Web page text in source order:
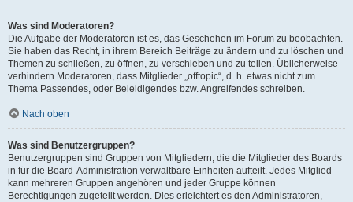
Was sind Moderatoren?
Die Aufgabe der Moderatoren ist es, das Geschehen im Forum zu beobachten.
Sie haben das Recht, in ihrem Bereich Beiträge zu ändern und zu löschen und
Themen zu schließen, zu öffnen, zu verschieben und zu teilen. Üblicherweise
verhindern Moderatoren, dass Mitglieder „offtopic“, d. h. etwas nicht zum
Thema Passendes, oder Beleidigendes bzw. Angreifendes schreiben.
Nach oben
Was sind Benutzergruppen?
Benutzergruppen sind Gruppen von Mitgliedern, die die Mitglieder des Boards
in für die Board-Administration verwaltbare Einheiten aufteilt. Jedes Mitglied
kann mehreren Gruppen angehören und jeder Gruppe können
Berechtigungen zugeteilt werden. Dies erleichtert es den Administratoren,